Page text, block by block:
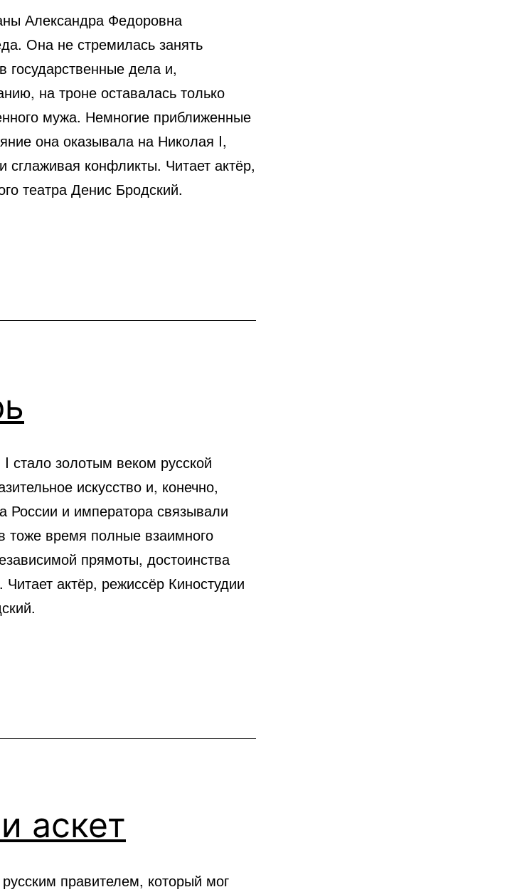
Александра Федоровна
Она не стремилась занять
дела и,
на троне оставалась только
мужа. Немногие приближенные
она оказывала на Николая I,
сглаживая конфликты. Читает актёр,
театра Денис Бродский.
стало золотым веком русской
искусство и, конечно,
России и императора связывали
тоже время полные взаимного
прямоты, достоинства
актёр, режиссёр Киностудии
аскет
правителем, который мог